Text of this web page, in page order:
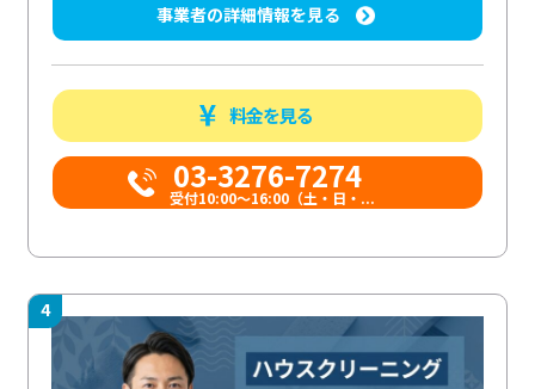
事業者の詳細情報を見る
料金を見る
03-3276-7274
受付10:00〜16:00（土・日・...
4